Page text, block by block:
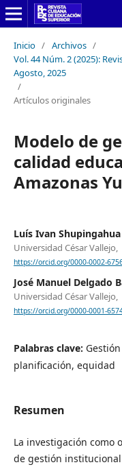
Inicio / Archivos /
Vol. 44 Núm. 2 (2025):
Agosto, 2025
/
Artículos originales
Modelo de
calidad
Amazonas
Luís Ivan
Universidad César Vallejo,
https://orcid.org/0000-0002-
José Manuel Delgado
Universidad César Vallejo,
https://orcid.org/0000-0001-
Palabras clave:
planificación, equidad
Resumen
La investigación como
de gestión